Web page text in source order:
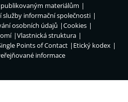
materiálům
služby informační společnosti
osobních údajů
Cookies
Vlastnická struktura
Points of Contact
Etický kodex
informace